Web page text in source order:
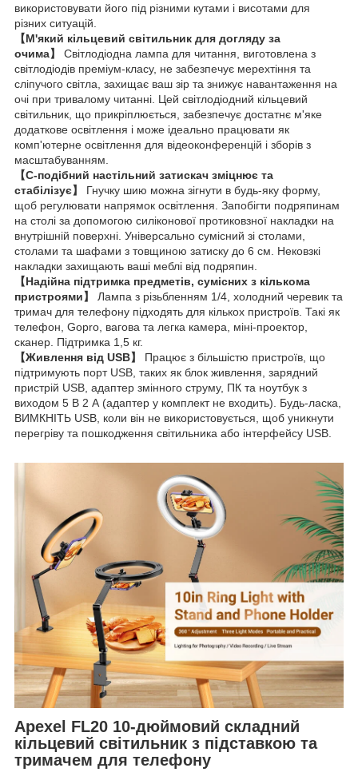
використовувати його під різними кутами і висотами для
різних ситуацій.
【М'який кільцевий світильник для догляду за
очима】
Світлодіодна лампа для читання, виготовлена з
світлодіодів преміум-класу, не забезпечує мерехтіння та
сліпучого світла, захищає ваш зір та знижує навантаження на
очі при тривалому читанні. Цей світлодіодний кільцевий
світильник, що прикріплюється, забезпечує достатнє м'яке
додаткове освітлення і може ідеально працювати як
комп'ютерне освітлення для відеоконференцій і зборів з
масштабуванням.
【С-подібний настільний затискач зміцнює та
стабілізує】
Гнучку шию можна зігнути в будь-яку форму,
щоб регулювати напрямок освітлення. Запобігти подряпинам
на столі за допомогою силіконової протиковзної накладки на
внутрішній поверхні. Універсально сумісний зі столами,
столами та шафами з товщиною затиску до 6 см. Нековзкі
накладки захищають ваші меблі від подряпин.
【Надійна підтримка предметів, сумісних з кількома
пристроями】
Лампа з різьбленням 1/4, холодний черевик та
тримач для телефону підходять для кількох пристроїв. Такі як
телефон, Gopro, вагова та легка камера, міні-проектор,
сканер. Підтримка 1,5 кг.
【Живлення від USB】
Працює з більшістю пристроїв, що
підтримують порт USB, таких як блок живлення, зарядний
пристрій USB, адаптер змінного струму, ПК та ноутбук з
виходом 5 В 2 А (адаптер у комплект не входить). Будь-ласка,
ВИМКНІТЬ USB, коли він не використовується, щоб уникнути
перегріву та пошкодження світильника або інтерфейсу USB.
Apexel FL20 10-дюймовий складний
кільцевий світильник з підставкою та
тримачем для телефону